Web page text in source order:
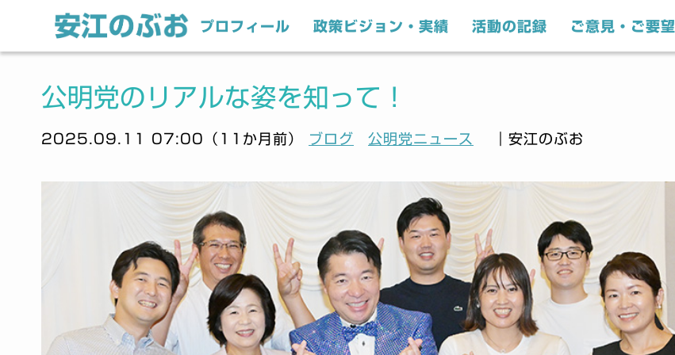
プロフィール 政策ビジョン・実績 活動の記録 ご意見・ご要望
公明党のリアルな姿を知って！
2025.09.11 07:00（11か月前） ブログ 公明党ニュース ｜安江のぶお